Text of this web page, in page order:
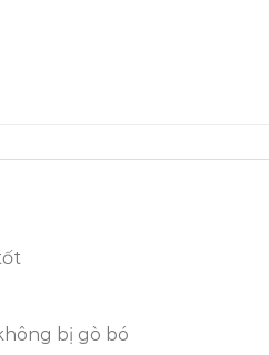
bị gò bó